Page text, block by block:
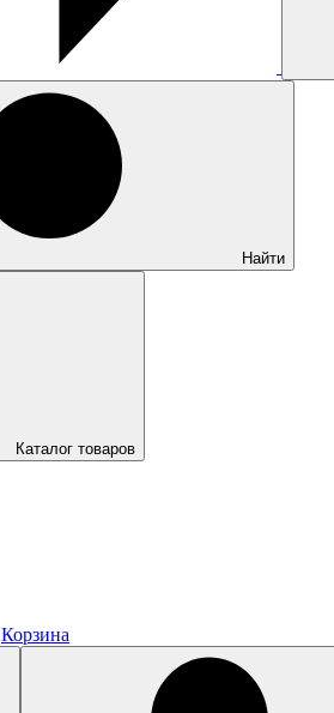
Найти
Каталог товаров
Корзина